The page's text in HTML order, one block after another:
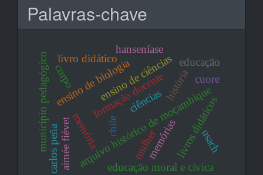
Palavras-chave
arquivo histórico de moçambique
história
memória
ensino de ciências
ensino de biologia
livros didáticos
município pedagógico
educação moral e cívica
livro didático
aimée fiévet mulher
ciências
formação docente
memórias
carlos peña chile
usach
cuore
educação
hanseníase
corpo